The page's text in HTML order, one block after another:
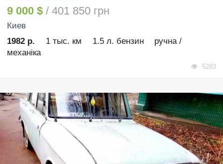
9 000 $ / 401 850 грн
Киев
1982 р.
1 тыс. км 1.5 л. бензин
ручна /
механіка
5283